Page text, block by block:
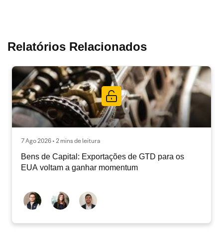
Relatórios Relacionados
7 Ago 2026 • 2 mins de leitura
Bens de Capital: Exportações de GTD para os
EUA voltam a ganhar momentum